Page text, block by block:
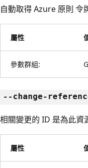
自動取得 Azure 原則 令
屬性
參數群組:
--change-
相關變更的 ID 是為此資
屬性